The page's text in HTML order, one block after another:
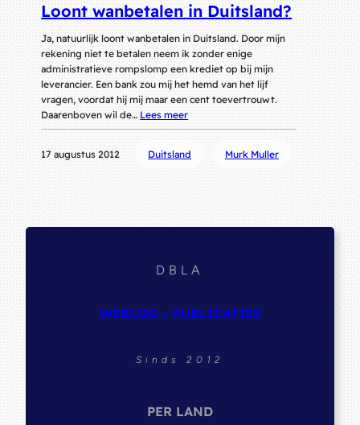
Loont wanbetalen in Duitsland?
Ja, natuurlijk loont wanbetalen in Duitsland. Door mijn
rekening niet te betalen neem ik zonder enige
administratieve rompslomp een krediet op bij mijn
leverancier. Een bank zou mij het hemd van het lijf
vragen, voordat hij mij maar een cent toevertrouwt.
Daarenboven wil de… Lees meer
17 augustus 2012 Duitsland Murk Muller
DBLA
WEBLOG – PUBLICATIES
Sinds 2012
PER LAND